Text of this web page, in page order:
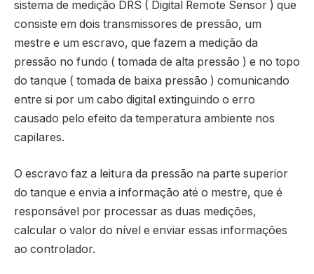
sistema de medição DRS ( Digital Remote Sensor ) que
consiste em dois transmissores de pressão, um
mestre e um escravo, que fazem a medição da
pressão no fundo ( tomada de alta pressão ) e no topo
do tanque ( tomada de baixa pressão ) comunicando
entre si por um cabo digital extinguindo o erro
causado pelo efeito da temperatura ambiente nos
capilares.
O escravo faz a leitura da pressão na parte superior
do tanque e envia a informação até o mestre, que é
responsável por processar as duas medições,
calcular o valor do nível e enviar essas informações
ao controlador.